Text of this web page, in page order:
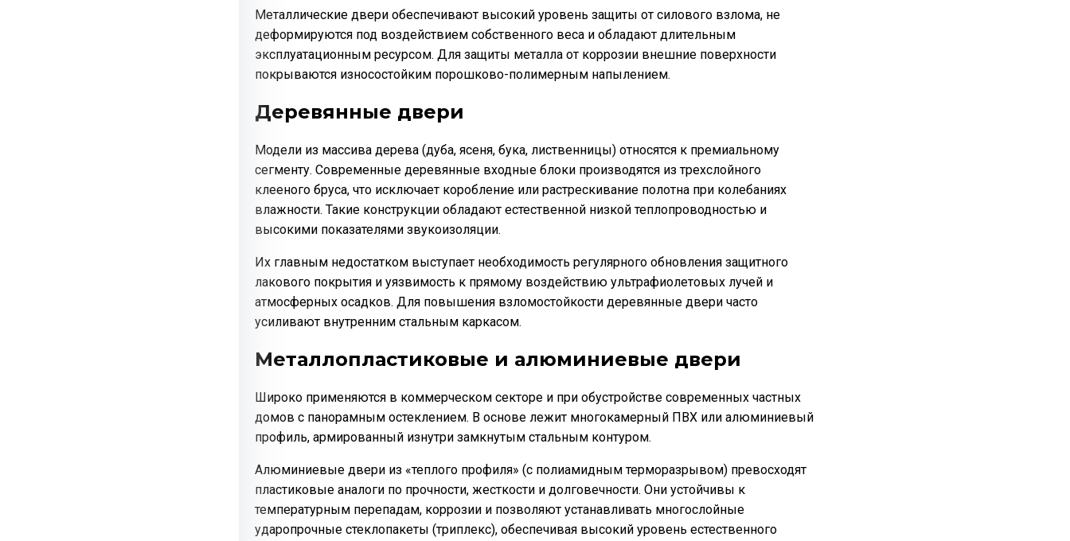
Металлические двери обеспечивают высокий уровень защиты от силового взлома, не
деформируются под воздействием собственного веса и обладают длительным
эксплуатационным ресурсом. Для защиты металла от коррозии внешние поверхности
покрываются износостойким порошково-полимерным напылением.
Деревянные двери
Модели из массива дерева (дуба, ясеня, бука, лиственницы) относятся к премиальному
сегменту. Современные деревянные входные блоки производятся из трехслойного
клееного бруса, что исключает коробление или растрескивание полотна при колебаниях
влажности. Такие конструкции обладают естественной низкой теплопроводностью и
высокими показателями звукоизоляции.
Их главным недостатком выступает необходимость регулярного обновления защитного
лакового покрытия и уязвимость к прямому воздействию ультрафиолетовых лучей и
атмосферных осадков. Для повышения взломостойкости деревянные двери часто
усиливают внутренним стальным каркасом.
Металлопластиковые и алюминиевые двери
Широко применяются в коммерческом секторе и при обустройстве современных частных
домов с панорамным остеклением. В основе лежит многокамерный ПВХ или алюминиевый
профиль, армированный изнутри замкнутым стальным контуром.
Алюминиевые двери из «теплого профиля» (с полиамидным терморазрывом) превосходят
пластиковые аналоги по прочности, жесткости и долговечности. Они устойчивы к
температурным перепадам, коррозии и позволяют устанавливать многослойные
ударопрочные стеклопакеты (триплекс), обеспечивая высокий уровень естественного